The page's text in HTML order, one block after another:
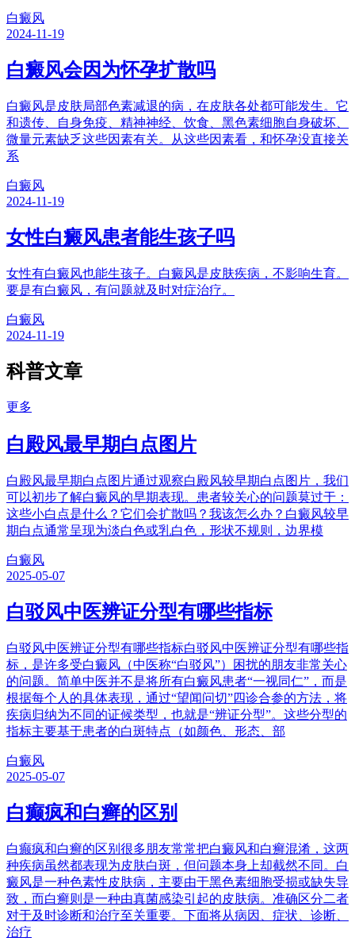
白癜风
2024-11-19
白癜风会因为怀孕扩散吗
白癜风是皮肤局部色素减退的病，在皮肤各处都可能发生。它
和遗传、自身免疫、精神神经、饮食、黑色素细胞自身破坏、
微量元素缺乏这些因素有关。从这些因素看，和怀孕没直接关
系
白癜风
2024-11-19
女性白癜风患者能生孩子吗
女性有白癜风也能生孩子。白癜风是皮肤疾病，不影响生育。
要是有白癜风，有问题就及时对症治疗。
白癜风
2024-11-19
科普文章
更多
白殿风最早期白点图片
白殿风最早期白点图片通过观察白殿风较早期白点图片，我们
可以初步了解白癜风的早期表现。患者较关心的问题莫过于：
这些小白点是什么？它们会扩散吗？我该怎么办？白癜风较早
期白点通常呈现为淡白色或乳白色，形状不规则，边界模
白癜风
2025-05-07
白驳风中医辨证分型有哪些指标
白驳风中医辨证分型有哪些指标白驳风中医辨证分型有哪些指
标，是许多受白癜风（中医称“白驳风”）困扰的朋友非常关心
的问题。简单中医并不是将所有白癜风患者“一视同仁”，而是
根据每个人的具体表现，通过“望闻问切”四诊合参的方法，将
疾病归纳为不同的证候类型，也就是“辨证分型”。这些分型的
指标主要基于患者的白斑特点（如颜色、形态、部
白癜风
2025-05-07
白癫疯和白癣的区别
白癫疯和白癣的区别很多朋友常常把白癜风和白癣混淆，这两
种疾病虽然都表现为皮肤白斑，但问题本身上却截然不同。白
癜风是一种色素性皮肤病，主要由于黑色素细胞受损或缺失导
致，而白癣则是一种由真菌感染引起的皮肤病。准确区分二者
对于及时诊断和治疗至关重要。下面将从病因、症状、诊断、
治疗